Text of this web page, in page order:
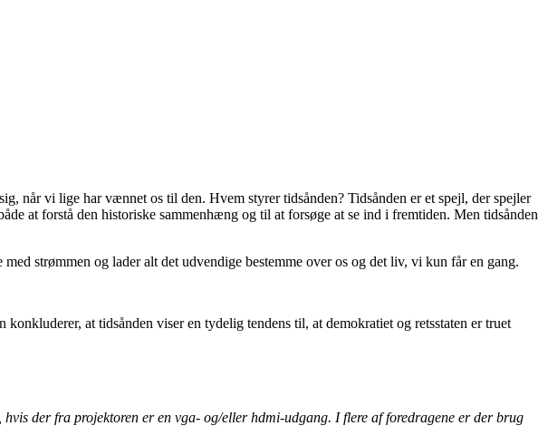
når vi lige har vænnet os til den. Hvem styrer tidsånden? Tidsånden er et spejl, der spejler
at forstå den historiske sammenhæng og til at forsøge at se ind i fremtiden. Men tidsånden
strømmen og lader alt det udvendige bestemme over os og det liv, vi kun får en gang.
at tidsånden viser en tydelig tendens til, at demokratiet og retsstaten er truet
der fra projektoren er en vga- og/eller hdmi-udgang. I flere af foredragene er der brug